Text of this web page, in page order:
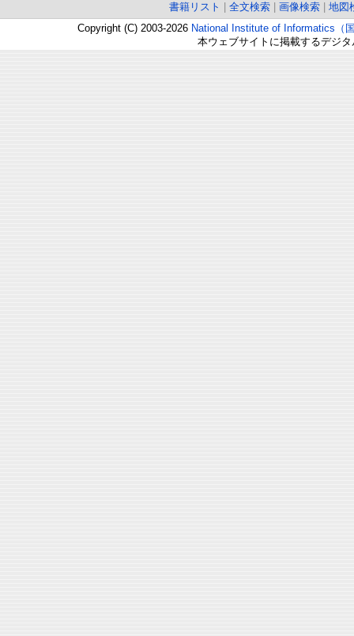
書籍リスト 全文検索 画像検索
地図
Copyright (C) 2003-2026 National Institute of Informatics（
本ウェブサイトに掲載するデジ